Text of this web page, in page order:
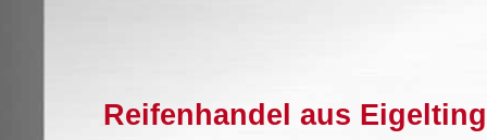
Reifenhandel aus